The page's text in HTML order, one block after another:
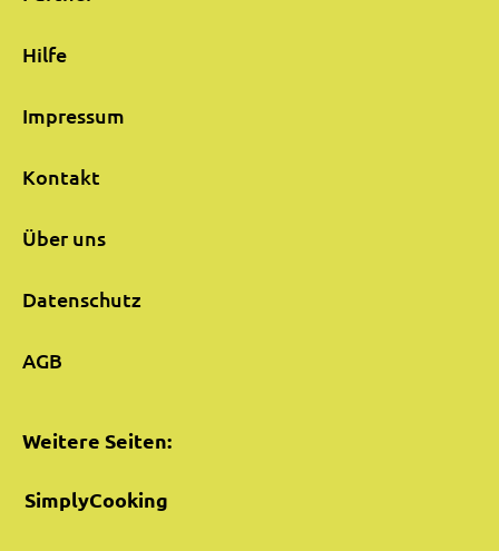
Hilfe
Impressum
Kontakt
Über uns
Datenschutz
AGB
Weitere Seiten:
SimplyCooking